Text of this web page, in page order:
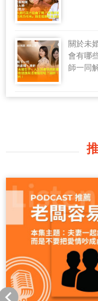
關於未
會有哪
師一同